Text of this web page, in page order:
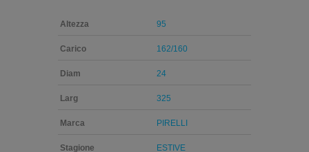
Altezza 95
Carico 162/160
Diam 24
Larg 325
Marca PIRELLI
Stagione ESTIVE